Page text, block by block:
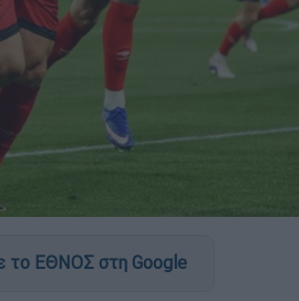
το ΕΘΝΟΣ στη Google